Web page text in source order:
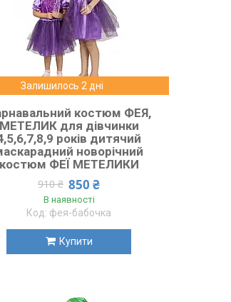
Залишилось 2 дні
костюм ФЕЯ,
МЕТЕЛИК для дівчинки
років дитячий
новорічний
костюм ФЕЇ МЕТЕЛИКИ
910 ₴ 850 ₴
В наявності
фея-бабочка
Купити